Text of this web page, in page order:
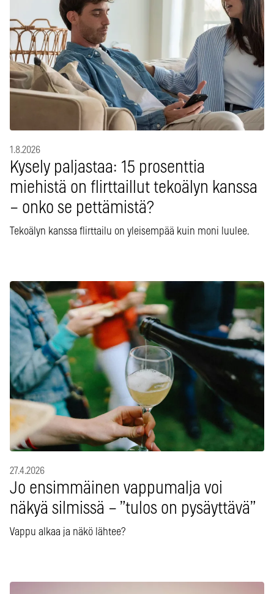
1.8.2026
Kysely paljastaa: 15 prosenttia
miehistä on flirttaillut tekoälyn kanssa
– onko se pettämistä?
Tekoälyn kanssa flirttailu on yleisempää kuin moni luulee.
27.4.2026
Jo ensimmäinen vappumalja voi
näkyä silmissä – ”tulos on pysäyttävä”
Vappu alkaa ja näkö lähtee?